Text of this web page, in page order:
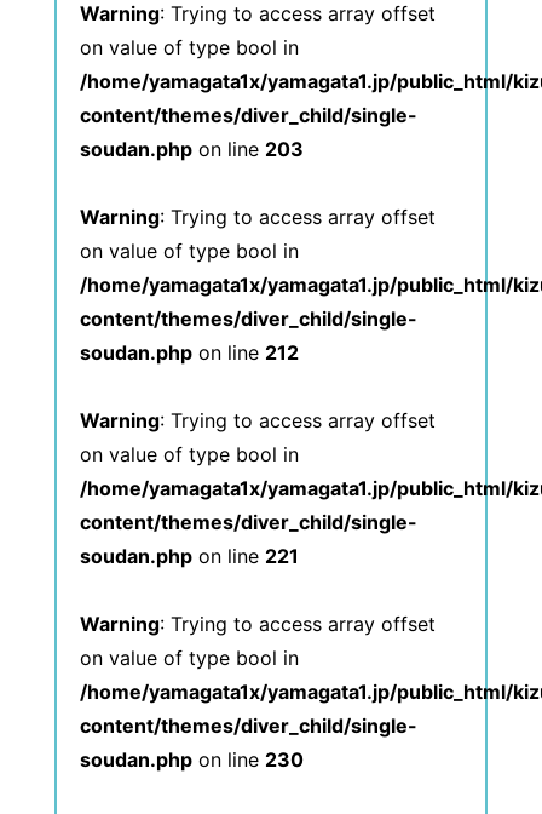
Warning: Trying to access array offset
on value of type bool in
/home/yamagata1x/yamagata1.jp/public_html/
content/themes/diver_child/single-
soudan.php on line 203
Warning: Trying to access array offset
on value of type bool in
/home/yamagata1x/yamagata1.jp/public_html/
content/themes/diver_child/single-
soudan.php on line 212
Warning: Trying to access array offset
on value of type bool in
/home/yamagata1x/yamagata1.jp/public_html/
content/themes/diver_child/single-
soudan.php on line 221
Warning: Trying to access array offset
on value of type bool in
/home/yamagata1x/yamagata1.jp/public_html/
content/themes/diver_child/single-
soudan.php on line 230